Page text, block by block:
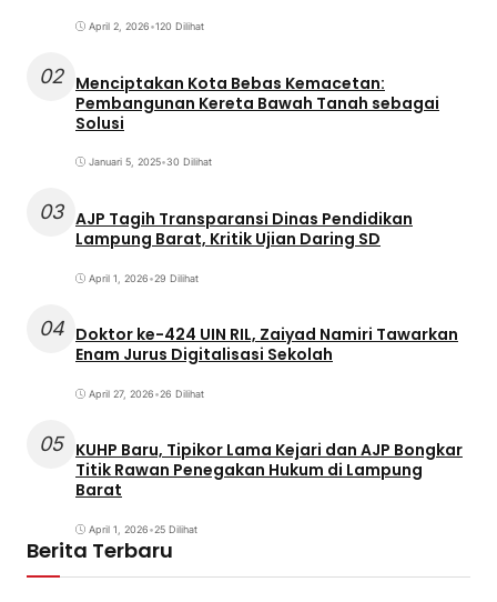
April 2, 2026•120 Dilihat
02 Menciptakan Kota Bebas Kemacetan:
Pembangunan Kereta Bawah Tanah sebagai
Solusi
Januari 5, 2025•30 Dilihat
03 AJP Tagih Transparansi Dinas Pendidikan
Lampung Barat, Kritik Ujian Daring SD
April 1, 2026•29 Dilihat
04 Doktor ke-424 UIN RIL, Zaiyad Namiri Tawarkan
Enam Jurus Digitalisasi Sekolah
April 27, 2026•26 Dilihat
05 KUHP Baru, Tipikor Lama Kejari dan AJP Bongkar
Titik Rawan Penegakan Hukum di Lampung
Barat
April 1, 2026•25 Dilihat
Berita Terbaru